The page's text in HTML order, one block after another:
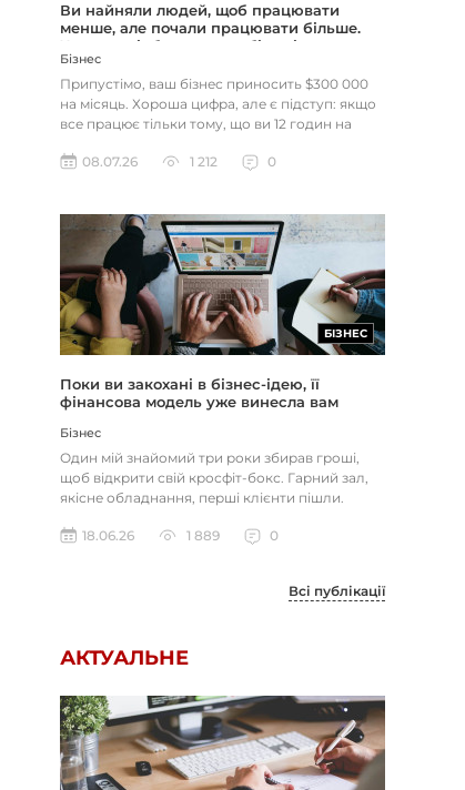
Ви найняли людей, щоб працювати
менше, але почали працювати більше.
Чому це відбувається з більшістю
підприємців
Бізнес
Припустімо, ваш бізнес приносить $300 000
на місяць. Хороша цифра, але є підступ: якщо
все працює тільки тому, що ви 12 годин на
08.07.26
1 212 0
БІЗНЕС
Поки ви закохані в бізнес-ідею, її
фінансова модель уже винесла вам
Бізнес
Один мій знайомий три роки збирав гроші,
щоб відкрити свій кросфіт-бокс. Гарний зал,
якісне обладнання, перші клієнти пішли.
18.06.26
1 889 0
Всі публікації
АКТУАЛЬНЕ